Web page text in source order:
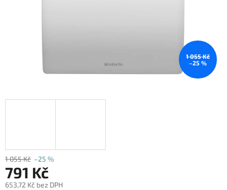
1 055 Kč
–25 %
1 055 Kč –25 %
791 Kč
653,72 Kč bez DPH